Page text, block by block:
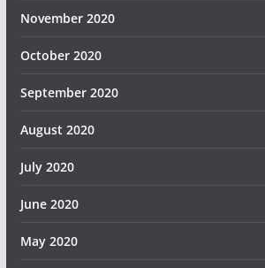
November 2020
October 2020
September 2020
August 2020
July 2020
June 2020
May 2020